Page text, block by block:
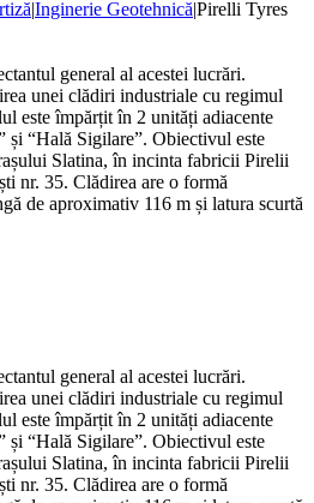
|Inginerie Geotehnică|Pirelli Tyres
general al acestei lucrări.
unei clădiri industriale cu regimul
este împărțit în 2 unități adiacente
și “Hală Sigilare”. Obiectivul este
Slatina, în incinta fabricii Pirelii
nr. 35. Clădirea are o formă
de aproximativ 116 m și latura scurtă
general al acestei lucrări.
unei clădiri industriale cu regimul
este împărțit în 2 unități adiacente
și “Hală Sigilare”. Obiectivul este
Slatina, în incinta fabricii Pirelii
nr. 35. Clădirea are o formă